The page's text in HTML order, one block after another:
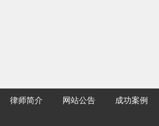
律师简介 网站公告 成功案例